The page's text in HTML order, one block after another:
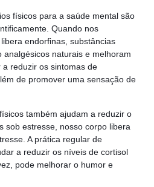
físicos para a saúde mental são
Quando nos
endorfinas, substâncias
naturais e melhoram
reduzir os sintomas de
de promover uma sensação de
também ajudam a reduzir o
sob estresse, nosso corpo libera
A prática regular de
a reduzir os níveis de cortisol
pode melhorar o humor e